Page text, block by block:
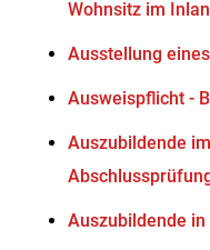
Wohnsitz im
Ausstellung
Ausweispflicht -
Auszubildende
Auszubildende